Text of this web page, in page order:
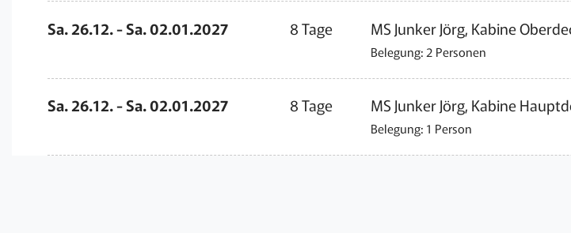
Sa. 26.12. - Sa. 02.01.2027 8 Tage MS Junker Jörg, Kabine
Belegung: 2 Personen
Sa. 26.12. - Sa. 02.01.2027 8 Tage MS Junker Jörg, Kabine
Belegung: 1 Person